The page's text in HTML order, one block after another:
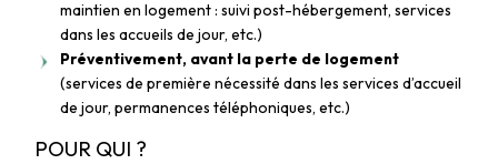
maintien en logement : suivi post-hébergement, services
dans les accueils de jour, etc.)
Préventivement, avant la perte de logement
(services de première nécessité dans les services d’accueil
de jour, permanences téléphoniques, etc.)
POUR QUI ?